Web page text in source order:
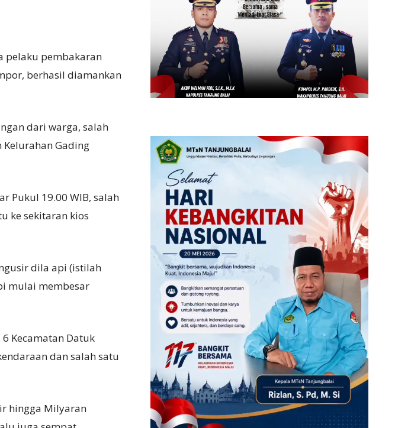
pelaku pembakaran
berhasil diamankan
dari warga, salah
Gading
Pukul 19.00 WIB, salah
ke sekitaran kios
dila api (istilah
mulai membesar
Kecamatan Datuk
dan salah satu
hingga Milyaran